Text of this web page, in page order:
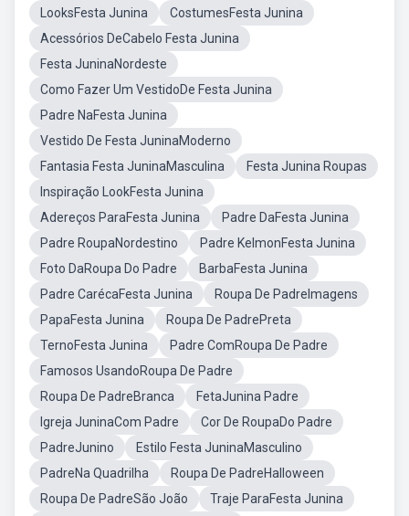
LooksFesta Junina
CostumesFesta Junina
Acessórios DeCabelo Festa Junina
Festa JuninaNordeste
Como Fazer Um VestidoDe Festa Junina
Padre NaFesta Junina
Vestido De Festa JuninaModerno
Fantasia Festa JuninaMasculina
Festa Junina Roupas
Inspiração LookFesta Junina
Adereços ParaFesta Junina
Padre DaFesta Junina
Padre RoupaNordestino
Padre KelmonFesta Junina
Foto DaRoupa Do Padre
BarbaFesta Junina
Padre CarécaFesta Junina
Roupa De PadreImagens
PapaFesta Junina
Roupa De PadrePreta
TernoFesta Junina
Padre ComRoupa De Padre
Famosos UsandoRoupa De Padre
Roupa De PadreBranca
FetaJunina Padre
Igreja JuninaCom Padre
Cor De RoupaDo Padre
PadreJunino
Estilo Festa JuninaMasculino
PadreNa Quadrilha
Roupa De PadreHalloween
Roupa De PadreSão João
Traje ParaFesta Junina